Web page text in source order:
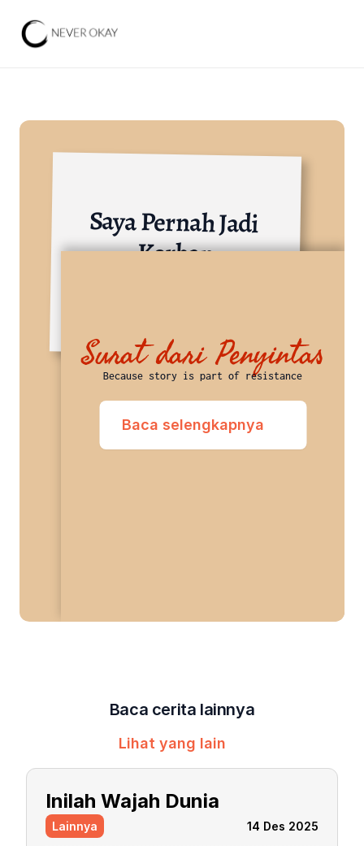
Saya Pernah Jadi
Korban
Surat dari Penyintas
Because story is part of resistance
Baca selengkapnya
Baca cerita lainnya
Lihat yang lain
Inilah Wajah Dunia
Lainnya 14 Des 2025